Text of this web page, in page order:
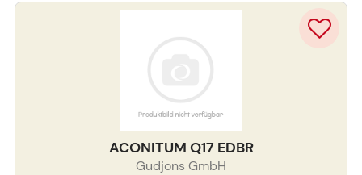
ACONITUM Q17 EDBR
Gudjons GmbH